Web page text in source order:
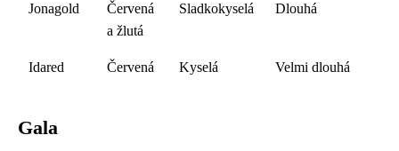
Jonagold
Červená
a žlutá
Sladkokyselá Dlouhá
Idared Červená Kyselá Velmi dlouhá
Gala